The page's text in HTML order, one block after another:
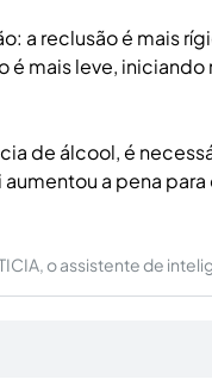
a reclusão é mais
mais leve,
de álcool, é
a pena
o assistente de